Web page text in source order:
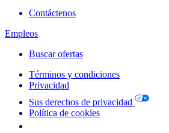
Contáctenos
Empleos
Buscar ofertas
Términos y condiciones
Privacidad
Sus derechos de privacidad
Política de cookies